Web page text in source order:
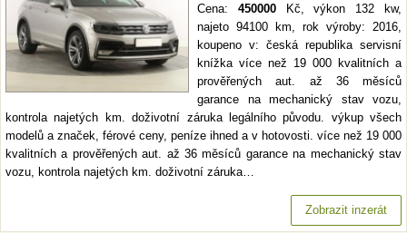
Cena: 450000Kč, výkon 132 kw,
najeto 94100 km, rok výroby: 2016,
koupeno v: česká republika servisní
knížka více než 19 000 kvalitních a
prověřených aut. až 36 měsíců
garance na mechanický stav vozu,
kontrola najetých km. doživotní záruka legálního původu. výkup všech
modelů a značek, férové ceny, peníze ihned a v hotovosti. více než 19 000
kvalitních a prověřených aut. až 36 měsíců garance na mechanický stav
vozu, kontrola najetých km. doživotní záruka…
Zobrazit inzerát